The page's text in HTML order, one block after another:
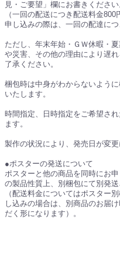
見・ご要望」欄にお書きください
（一回の配送につき配送料金
申し込みの際は、一回の配達に
ただし、年末年始・ＧＷ休暇・
や災害、その他の理由により遅
了承ください。
梱包時は中身がわからないよう
いたします。
時間指定、日時指定をご希望さ
ます。
製作の状況により、発売日が変更
●ポスターの発送について
ポスターと他の商品を同時にお
の製品性質上、別梱包にて別発送
（配送料金についてはポスター
し込みの場合は、別商品のお届
だく形になります）。